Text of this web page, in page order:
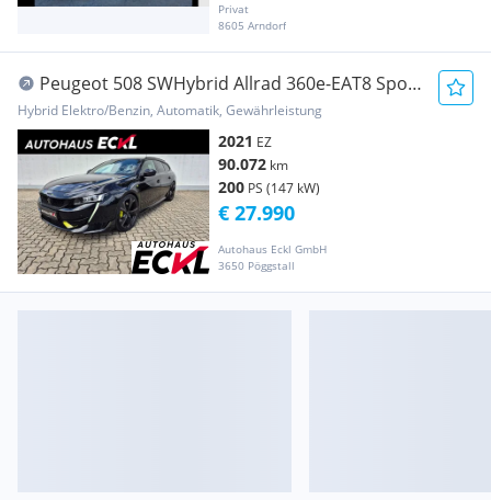
Privat
8605 Arndorf
Peugeot 508 SWHybrid Allrad 360e-EAT8 Sport
Enginrrr. AU
Hybrid Elektro/Benzin, Automatik, Gewährleistung
2021 EZ
90.072 km
200 PS (147 kW)
Autohaus Eckl GmbH
3650 Pöggstall
€ 27.990